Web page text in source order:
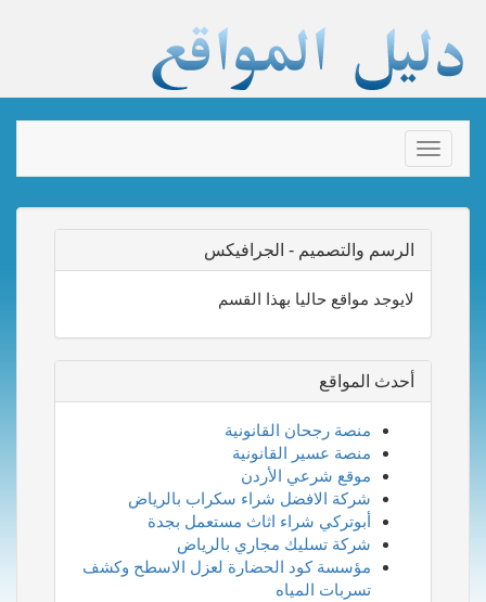
Toggle
navigation
الرسم والتصميم - الجرافيكس
لايوجد مواقع حاليا بهذا القسم
أحدث المواقع
منصة رجحان القانونية
منصة عسير القانونية
موقع شرعي الأردن
شركة الافضل شراء سكراب بالرياض
أبوتركي شراء اثاث مستعمل بجدة
شركة تسليك مجاري بالرياض
مؤسسة كود الحضارة لعزل الاسطح وكشف
تسربات المياه